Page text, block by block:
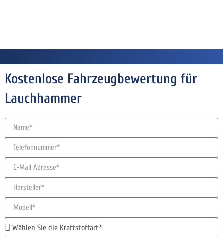
Kostenlose Fahrzeugbewertung für
Lauchhammer